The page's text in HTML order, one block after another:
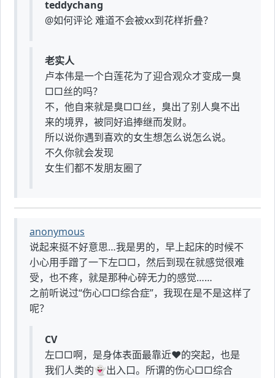
teddychang
@如何评论 难道不会被xx到花样折叠？
老实人
卢本伟是一个白莲花为了迎合观众才变成一臭
□□丝的吗？
不，他自来就是臭□□丝，臭出了别人臭不出
来的境界，被同好追捧继而发财。
所以说你遇到喜欢的女生想怎么说怎么说。
不久你就会发现
女生们都不发朋友圈了
anonymous
说起来挺不好意思…我是男的，早上起床的时候不
小心用手蹭了一下左□□，然后到现在就感觉很难
受，也不疼，就是那种心碎无力的感觉……
之前听说过“伤心□□综合症”，我现在是不是这样了
呢？
CV
左□□啊，是身体表面最靠近❤️的突起，也是
我们人类的👻出入口。所谓的伤心□□综合